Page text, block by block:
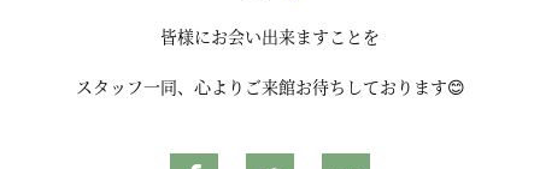
皆様にお会い出来ますことを
スタッフ一同、心よりご来館お待ちしております😊